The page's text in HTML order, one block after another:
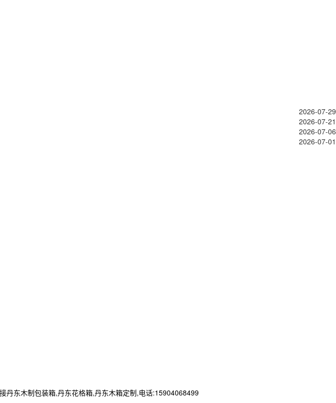
2026-07-29
2026-07-21
2026-07-06
2026-07-01
丹东木制包装箱,丹东花格箱,丹东木箱定制,电话:15904068499